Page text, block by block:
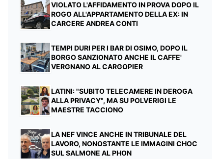
VIOLATO L'AFFIDAMENTO IN PROVA DOPO IL
ROGO ALL'APPARTAMENTO DELLA EX: IN
CARCERE ANDREA CONTI
TEMPI DURI PER I BAR DI OSIMO, DOPO IL
BORGO SANZIONATO ANCHE IL CAFFE'
VERGNANO AL CARGOPIER
LATINI: "SUBITO TELECAMERE IN DEROGA
ALLA PRIVACY", MA SU POLVERIGI LE
MAESTRE TACCIONO
LA NEF VINCE ANCHE IN TRIBUNALE DEL
LAVORO, NONOSTANTE LE IMMAGINI CHOC
SUL SALMONE AL PHON